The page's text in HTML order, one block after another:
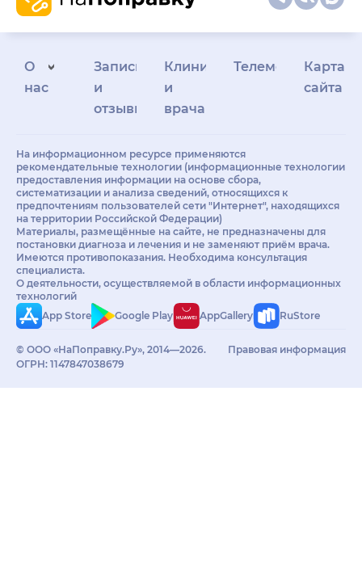
О
нас
Запись
и
отзывы
Клиникам
и
врачам
Телемедицина
Карта
сайта
На информационном ресурсе применяются
рекомендательные технологии (информационные технологии
предоставления информации на основе сбора,
систематизации и анализа сведений, относящихся к
предпочтениям пользователей сети "Интернет", находящихся
на территории Российской Федерации)
Материалы, размещённые на сайте, не предназначены для
постановки диагноза и лечения и не заменяют приём врача.
Имеются противопоказания. Необходима консультация
специалиста.
О деятельности, осуществляемой в области информационных
технологий
App Store
Google Play AppGallery RuStore
© ООО «НаПоправку.Ру», 2014—2026.
ОГРН: 1147847038679
Правовая информация